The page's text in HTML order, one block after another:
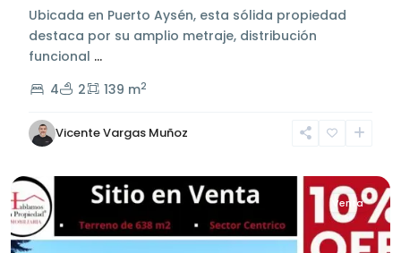
Ubicada en Puerto Aysén, esta sólida propiedad
destaca por su amplio metraje, distribución
funcional ...
4
2 139 m2
Vicente Vargas Muñoz
Centro
de
Aysén,
Venta